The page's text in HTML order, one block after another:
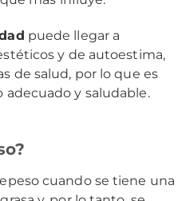
puede llegar a
y de autoestima,
de salud, por lo que es
y saludable.
cuando se tiene una